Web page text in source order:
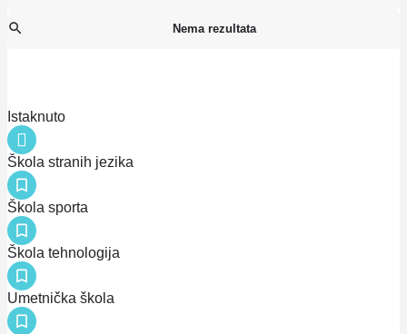
Nema rezultata
Istaknuto
Škola stranih jezika
Škola sporta
Škola tehnologija
Umetnička škola